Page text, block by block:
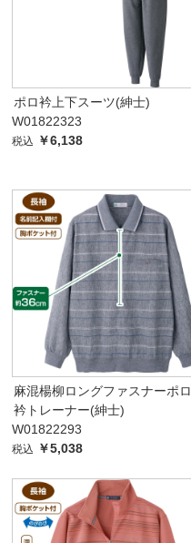
ポロ衿上下スーツ(紳士)
W01822323
税込 ￥6,138
麻混楊柳ロングファスナーポロ
衿トレーナー(紳士)
W01822293
税込 ￥5,038